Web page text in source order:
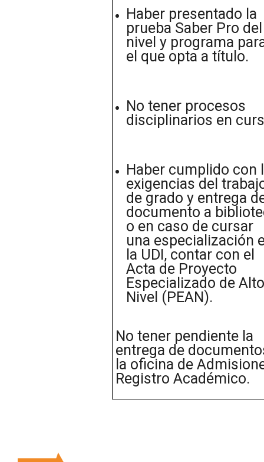
Haber presentado la
prueba Saber Pro del
nivel y programa
el que opta a
No tener procesos
disciplinarios en
Haber cumplido con
exigencias del
de grado y entrega
documento a
o en caso de cursar
una especialización
la UDI, contar con el
Acta de Proyecto
Especializado de Alto
Nivel (PEAN).
No tener pendiente la
entrega de
la oficina de
Registro Académico.